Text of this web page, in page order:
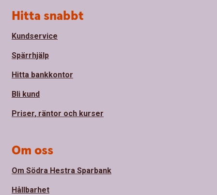
Sidfot
Hitta snabbt
Kundservice
Spärrhjälp
Hitta bankkontor
Bli kund
Priser, räntor och kurser
Om oss
Om Södra Hestra Sparbank
Hållbarhet